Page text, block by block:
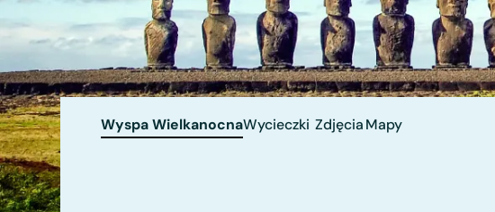
Wyspa WielkanocnaWycieczki ZdjęciaMapy